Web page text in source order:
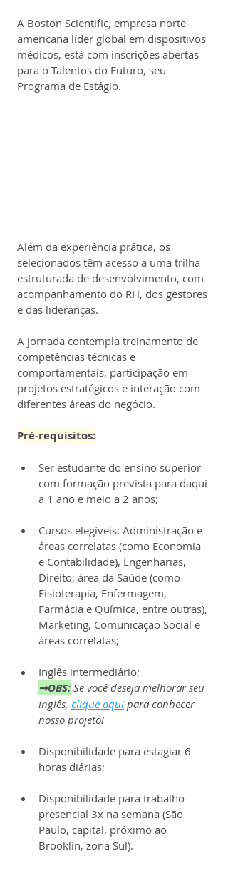
A Boston Scientific, empresa norte-
americana líder global em dispositivos
médicos, está com inscrições abertas
para o Talentos do Futuro, seu
Programa de Estágio.
Além da experiência prática, os
selecionados têm acesso a uma trilha
estruturada de desenvolvimento, com
acompanhamento do RH, dos gestores
e das lideranças.
A jornada contempla treinamento de
competências técnicas e
comportamentais, participação em
projetos estratégicos e interação com
diferentes áreas do negócio.
Pré-requisitos:
Ser estudante do ensino superior
com formação prevista para daqui
a 1 ano e meio a 2 anos;
Cursos elegíveis: Administração e
áreas correlatas (como Economia
e Contabilidade), Engenharias,
Direito, área da Saúde (como
Fisioterapia, Enfermagem,
Farmácia e Química, entre outras),
Marketing, Comunicação Social e
áreas correlatas;
Inglês intermediário;
➞OBS: Se você deseja melhorar seu
inglês, clique aqui para conhecer
nosso projeto!
Disponibilidade para estagiar 6
horas diárias;
Disponibilidade para trabalho
presencial 3x na semana (São
Paulo, capital, próximo ao
Brooklin, zona Sul).